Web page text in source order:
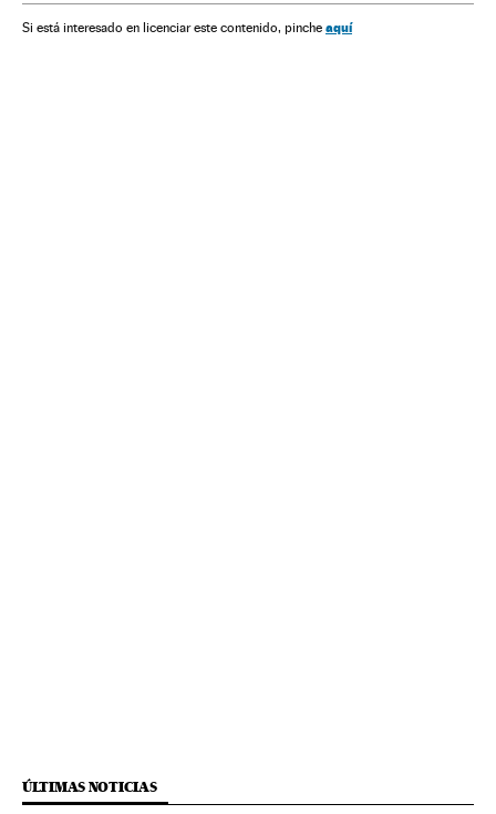
Parlamento Brasil Acontecimentos Defesa
Si está interesado en licenciar este contenido, pinche aquí
ÚLTIMAS NOTICIAS